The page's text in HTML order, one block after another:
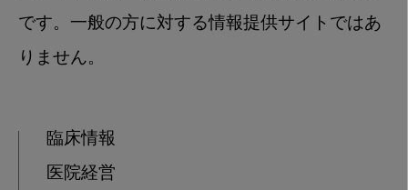
です。一般の方に対する情報提供サイトではあ
りません。
臨床情報
医院経営